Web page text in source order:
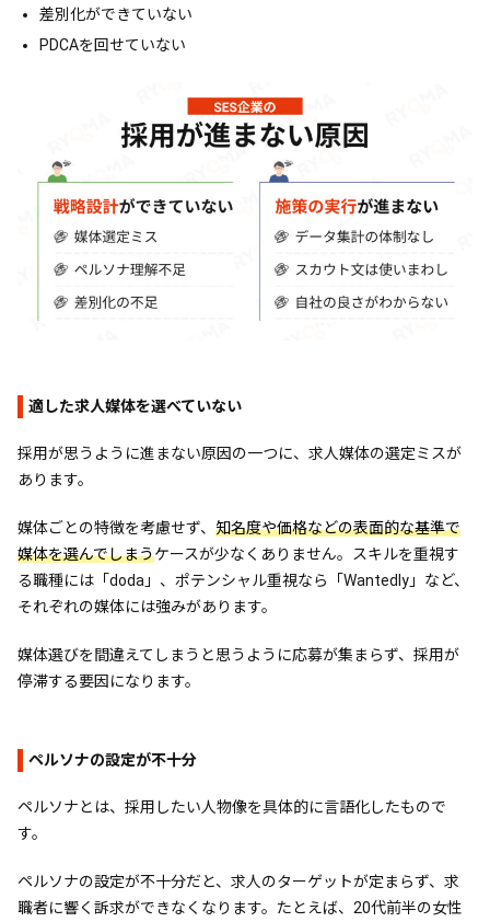
差別化ができていない
PDCAを回せていない
適した求人媒体を選べていない
採用が思うように進まない原因の一つに、求人媒体の選定ミスが
あります。
媒体ごとの特徴を考慮せず、 知名度や価格などの表面的な基準で
媒体を選んでしまうケースが少なくありません。スキルを重視す
る職種には「doda」、ポテンシャル重視なら「Wantedly」など、
それぞれの媒体には強みがあります。
媒体選びを間違えてしまうと思うように応募が集まらず、採用が
停滞する要因になります。
ペルソナの設定が不十分
ペルソナとは、採用したい人物像を具体的に言語化したもので
す。
ペルソナの設定が不十分だと、求人のターゲットが定まらず、求
職者に響く訴求ができなくなります。たとえば、20代前半の女性